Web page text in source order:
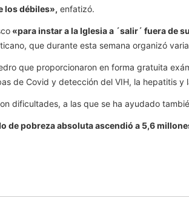
los débiles», enfatizó.
«para instar a la Iglesia a ´salir´ fuera de
que durante esta semana organizó
que proporcionaron en forma gratuita
de Covid y detección del VIH, la hepatitis y
dificultades, a las que se ha ayudado
de pobreza absoluta ascendió a 5,6